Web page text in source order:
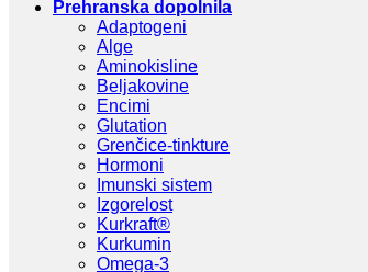
Prehranska dopolnila
Adaptogeni
Alge
Aminokisline
Beljakovine
Encimi
Glutation
Grenčice-tinkture
Hormoni
Imunski sistem
Izgorelost
Kurkraft®
Kurkumin
Omega-3